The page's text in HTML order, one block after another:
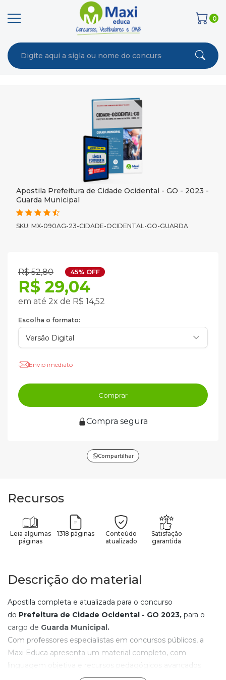
0
Apostila Prefeitura de Cidade Ocidental - GO - 2023 -
Guarda Municipal
SKU: MX-090AG-23-CIDADE-OCIDENTAL-GO-GUARDA
R$ 52,80 45% OFF
R$ 29,04
em até 2x de R$ 14,52
Escolha o formato:
Envio imediato
Comprar
Compra segura
Compartilhar
Recursos
Leia algumas
páginas
1318 páginas
Conteúdo
atualizado
Satisfação
garantida
Descrição do material
Apostila completa e atualizada para o concurso
do Prefeitura de Cidade Ocidental - GO 2023, para o
cargo de Guarda Municipal.
Com professores especialistas em concursos públicos, a
Maxi Educa apresenta um material completo, com
linguagem objetiva e recursos pedagógicos avançados.
Com os elementos de aprendizagem contidos nesta